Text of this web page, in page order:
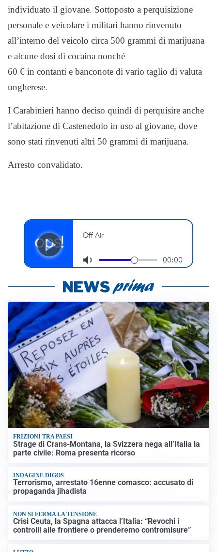
individuato il giovane. Sottoposto a perquisizione
personale e veicolare i militari hanno rinvenuto
all’interno del veicolo circa 500 grammi di marijuana
e alcune dosi di cocaina nonché
60 € in contanti e banconote di vario taglio di valuta
ungherese.
I Carabinieri hanno deciso quindi di perquisire anche
l’abitazione di Castenedolo in uso al giovane, dove
sono stati rinvenuti altri 50 grammi di marijuana.
Arresto convalidato.
FRIZIONI TRA PAESI
Strage di Crans-Montana, la Svizzera nega all’Italia la
parte civile: Roma presenta ricorso
INDAGINE DIGOS
Terrorismo, arrestato 16enne comasco: accusato di
propaganda jihadista
NON SI FERMA LA TENSIONE
Crisi Ceuta, la Spagna attacca l’Italia: “Revochi i
controlli alle frontiere o prenderemo contromisure”